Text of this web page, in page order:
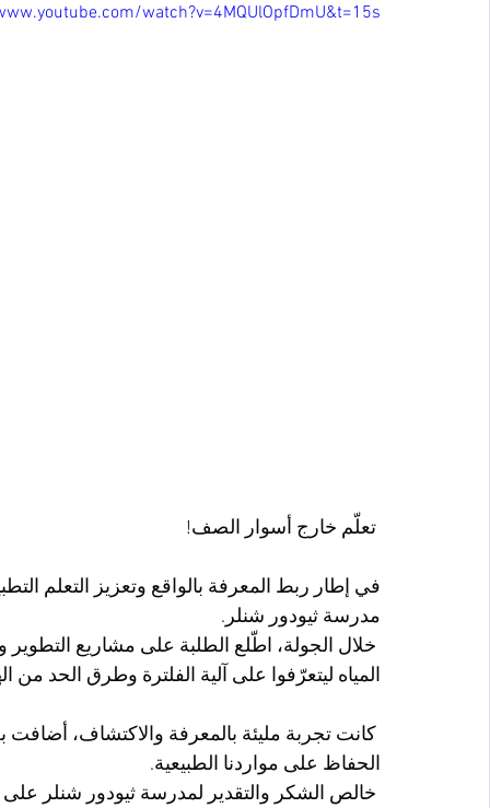
watch?v=4MQUlOpfDmU&t=15s
تعلّم خارج أسوار الصف!
في إطار ربط المعرفة بالواقع وتعزيز التعلم
مدرسة ثيودور شنلر.
خلال الجولة، اطّلع الطلبة على مشاريع
المياه ليتعرّفوا على آلية الفلترة وطرق الحد من
كانت تجربة مليئة بالمعرفة والاكتشاف، أضافت
الحفاظ على مواردنا الطبيعية.
خالص الشكر والتقدير لمدرسة ثيودور شنلر على